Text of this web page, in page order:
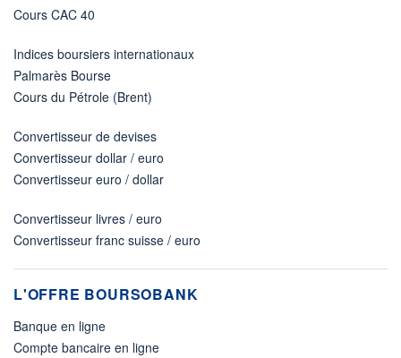
Cours CAC 40
Indices boursiers internationaux
Palmarès Bourse
Cours du Pétrole (Brent)
Convertisseur de devises
Convertisseur dollar / euro
Convertisseur euro / dollar
Convertisseur livres / euro
Convertisseur franc suisse / euro
L'OFFRE BOURSOBANK
Banque en ligne
Compte bancaire en ligne